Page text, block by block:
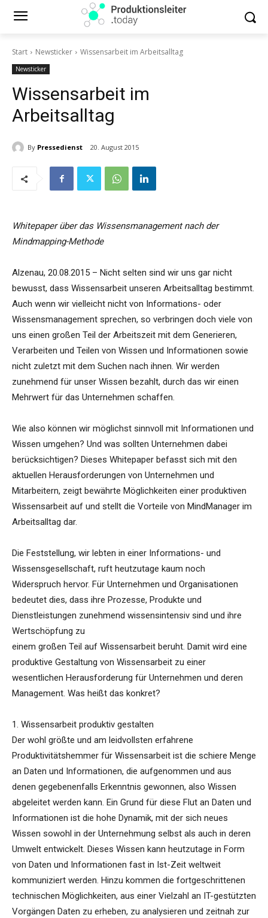
Start Newsticker Wissensarbeit im Arbeitsalltag
Newsticker
Wissensarbeit im
Arbeitsalltag
By Pressedienst 20. August 2015
Whitepaper über das Wissensmanagement nach der
Mindmapping-Methode
Alzenau, 20.08.2015 – Nicht selten sind wir uns gar nicht
bewusst, dass Wissensarbeit unseren Arbeitsalltag bestimmt.
Auch wenn wir vielleicht nicht von Informations- oder
Wissensmanagement sprechen, so verbringen doch viele von
uns einen großen Teil der Arbeitszeit mit dem Generieren,
Verarbeiten und Teilen von Wissen und Informationen sowie
nicht zuletzt mit dem Suchen nach ihnen. Wir werden
zunehmend für unser Wissen bezahlt, durch das wir einen
Mehrwert für das Unternehmen schaffen.
Wie also können wir möglichst sinnvoll mit Informationen und
Wissen umgehen? Und was sollten Unternehmen dabei
berücksichtigen? Dieses Whitepaper befasst sich mit den
aktuellen Herausforderungen von Unternehmen und
Mitarbeitern, zeigt bewährte Möglichkeiten einer produktiven
Wissensarbeit auf und stellt die Vorteile von MindManager im
Arbeitsalltag dar.
Die Feststellung, wir lebten in einer Informations- und
Wissensgesellschaft, ruft heutzutage kaum noch
Widerspruch hervor. Für Unternehmen und Organisationen
bedeutet dies, dass ihre Prozesse, Produkte und
Dienstleistungen zunehmend wissensintensiv sind und ihre
Wertschöpfung zu
einem großen Teil auf Wissensarbeit beruht. Damit wird eine
produktive Gestaltung von Wissensarbeit zu einer
wesentlichen Herausforderung für Unternehmen und deren
Management. Was heißt das konkret?
1. Wissensarbeit produktiv gestalten
Der wohl größte und am leidvollsten erfahrene
Produktivitätshemmer für Wissensarbeit ist die schiere Menge
an Daten und Informationen, die aufgenommen und aus
denen gegebenenfalls Erkenntnis gewonnen, also Wissen
abgeleitet werden kann. Ein Grund für diese Flut an Daten und
Informationen ist die hohe Dynamik, mit der sich neues
Wissen sowohl in der Unternehmung selbst als auch in deren
Umwelt entwickelt. Dieses Wissen kann heutzutage in Form
von Daten und Informationen fast in Ist-Zeit weltweit
kommuniziert werden. Hinzu kommen die fortgeschrittenen
technischen Möglichkeiten, aus einer Vielzahl an IT-gestützten
Vorgängen Daten zu erheben, zu analysieren und zeitnah zur